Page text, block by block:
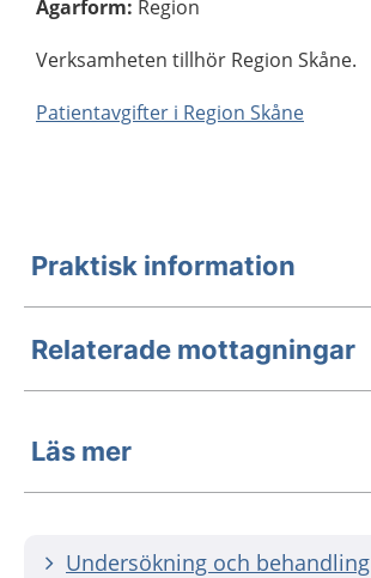
Ägarform: Region
Verksamheten tillhör Region Skåne.
Patientavgifter i Region Skåne
Praktisk information
Relaterade mottagningar
Läs mer
Undersökning och behandling